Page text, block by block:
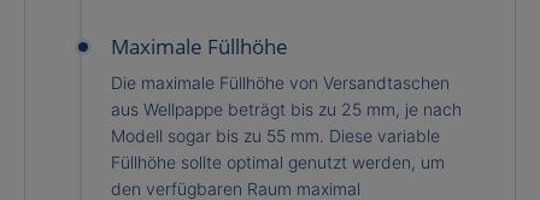
Maximale Füllhöhe
Die maximale Füllhöhe von Versandtaschen
aus Wellpappe beträgt bis zu 25 mm, je nach
Modell sogar bis zu 55 mm. Diese variable
Füllhöhe sollte optimal genutzt werden, um
den verfügbaren Raum maximal